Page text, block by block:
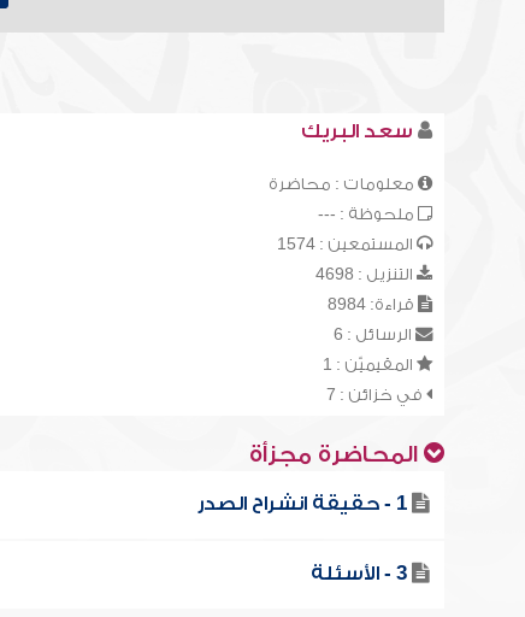
سعد البريك
معلومات : محاضرة
ملحوظة : ---
المستمعين : 1574
التنزيل : 4698
قراءة: 8984
الرسائل : 6
المقيميّن : 1
في خزائن : 7
المحاضرة مجزأة
1 - حقيقة انشراح الصدر
3 - الأسئلة